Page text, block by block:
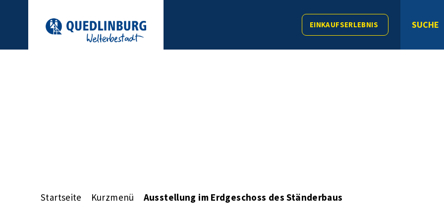
EINKAUFSERLEBNIS SUCHE
Startseite Kurzmenü Ausstellung im Erdgeschoss des Ständerbaus